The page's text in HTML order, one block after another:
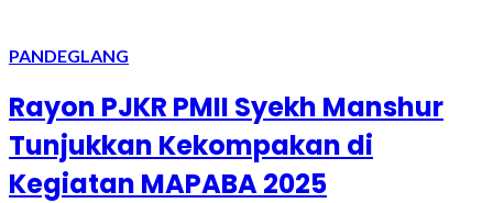
PANDEGLANG
Rayon PJKR PMII Syekh Manshur
Tunjukkan Kekompakan di
Kegiatan MAPABA 2025